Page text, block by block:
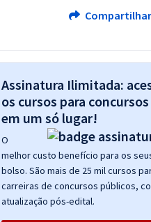
Compartilhar
Assinatura Ilimitada:
os cursos para
em um só lugar!
O
melhor custo benefício para os
bolso. São mais de 25 mil cursos
carreiras de concursos públicos,
atualização pós-edital.